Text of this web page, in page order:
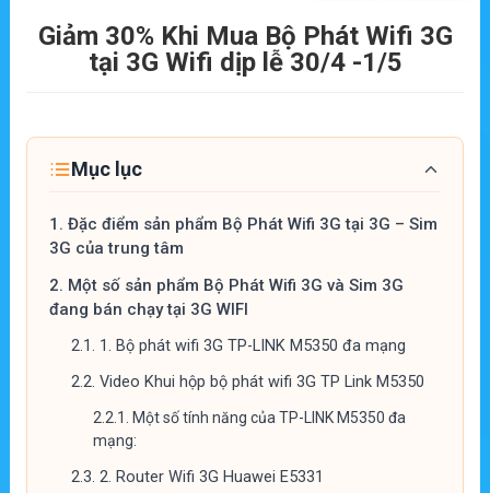
Giảm 30% Khi Mua Bộ Phát Wifi 3G
tại 3G Wifi dịp lễ 30/4 -1/5
Mục lục
1. Đặc điểm sản phẩm Bộ Phát Wifi 3G tại 3G – Sim
3G của trung tâm
2. Một số sản phẩm Bộ Phát Wifi 3G và Sim 3G
đang bán chạy tại 3G WIFI
2.1. 1. Bộ phát wifi 3G TP-LINK M5350 đa mạng
2.2. Video Khui hộp bộ phát wifi 3G TP Link M5350
2.2.1. Một số tính năng của TP-LINK M5350 đa
mạng:
2.3. 2. Router Wifi 3G Huawei E5331